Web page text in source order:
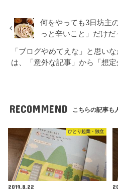
何をやっても3日坊主
っと辛いこと」だけ
「ブログやめてえな」と思い
は、「意外な記事」から「想
RECOMMEND こちらの記事も
ひとり起業・独立
2019.8.22